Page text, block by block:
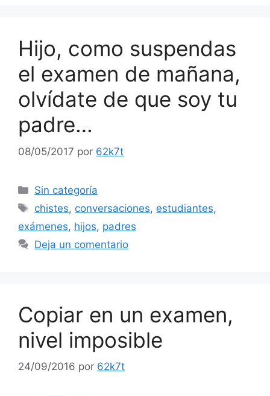
Hijo, como suspendas
el examen de mañana,
olvídate de que soy tu
padre…
08/05/2017 por 62k7t
Categorías
Sin categoría
Etiquetas
chistes, conversaciones, estudiantes,
exámenes, hijos, padres
Deja un comentario
Copiar en un examen,
nivel imposible
24/09/2016 por 62k7t